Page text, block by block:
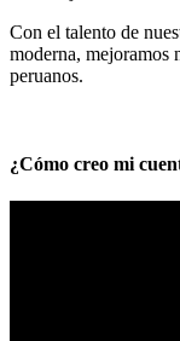
Con el talento de
moderna, mejoramos
peruanos.
¿Cómo creo mi